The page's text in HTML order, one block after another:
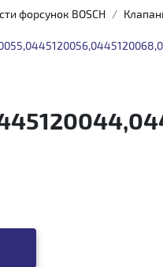
форсунок BOSCH